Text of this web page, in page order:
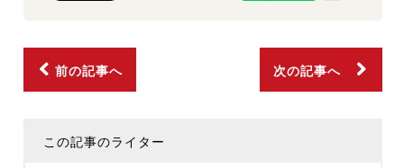
前の記事へ 次の記事へ
この記事のライター